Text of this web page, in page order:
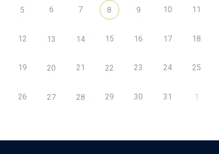
5 6 7 8 9 10 11
12 13 14 15 16 17 18
19 20 21 22 23 24 25
26 27 28 29 30 31 1